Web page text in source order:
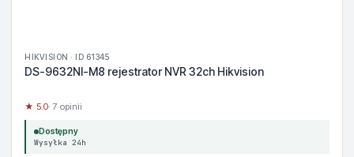
HIKVISION · ID 61345
DS-9632NI-M8 rejestrator NVR 32ch Hikvision
★ 5.0· 7 opinii
Dostępny
Wysyłka 24h